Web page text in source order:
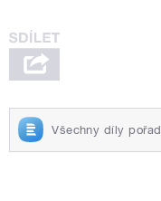
Všechny díly